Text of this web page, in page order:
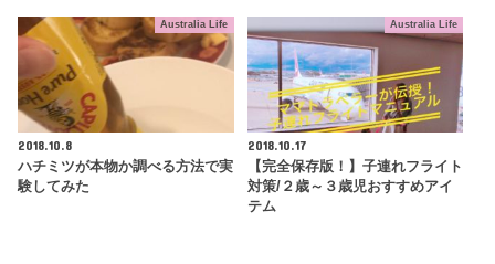
Australia Life
2018.10.8
ハチミツが本物か調べる方法で実
験してみた
Australia Life
2018.10.17
【完全保存版！】子連れフライト
対策/２歳～３歳児おすすめアイ
テム